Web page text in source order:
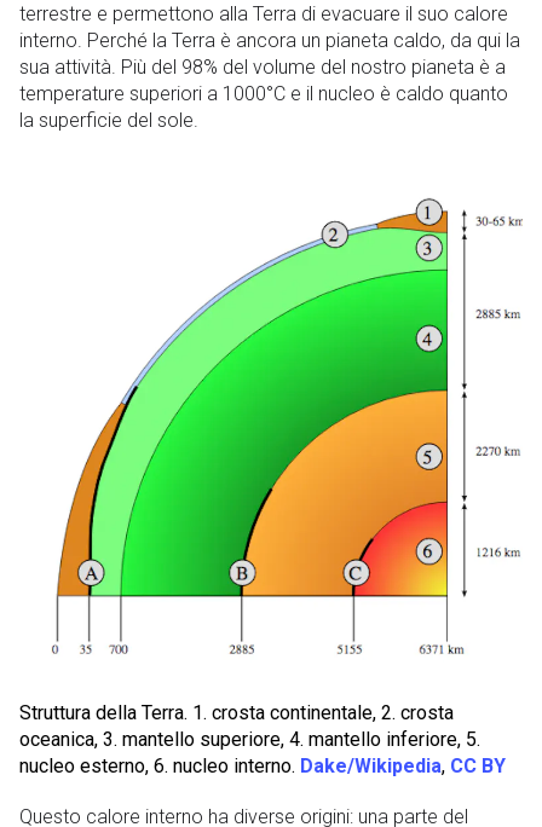
terrestre e permettono alla Terra di evacuare il suo calore
interno. Perché la Terra è ancora un pianeta caldo, da qui la
sua attività. Più del 98% del volume del nostro pianeta è a
temperature superiori a 1000°C e il nucleo è caldo quanto
la superficie del sole.
Struttura della Terra. 1. crosta continentale, 2. crosta
oceanica, 3. mantello superiore, 4. mantello inferiore, 5.
nucleo esterno, 6. nucleo interno. Dake/Wikipedia, CC BY
Questo calore interno ha diverse origini: una parte del